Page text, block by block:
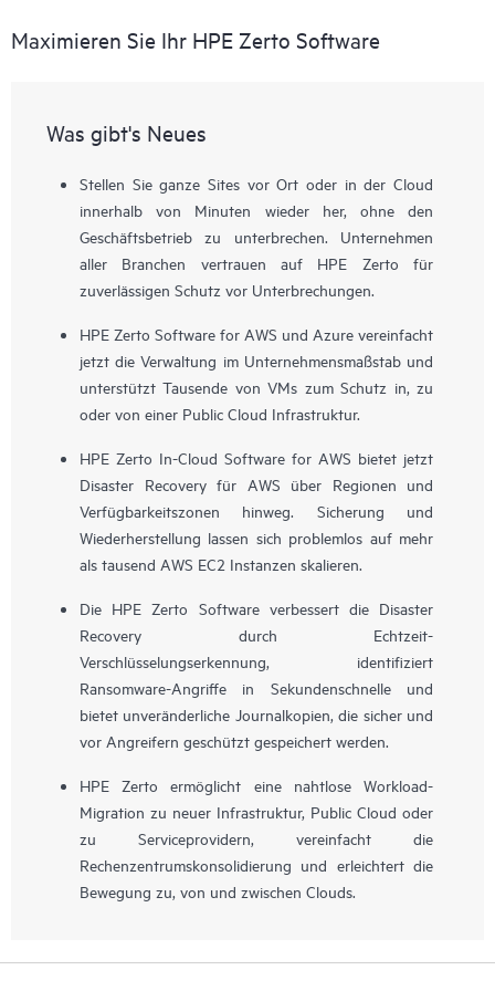
Maximieren Sie Ihr HPE Zerto Software
Was gibt's Neues
Stellen Sie ganze Sites vor Ort oder in der Cloud
innerhalb von Minuten wieder her, ohne den
Geschäftsbetrieb zu unterbrechen. Unternehmen
aller Branchen vertrauen auf HPE Zerto für
zuverlässigen Schutz vor Unterbrechungen.
HPE Zerto Software for AWS und Azure vereinfacht
jetzt die Verwaltung im Unternehmensmaßstab und
unterstützt Tausende von VMs zum Schutz in, zu
oder von einer Public Cloud Infrastruktur.
HPE Zerto In-Cloud Software for AWS bietet jetzt
Disaster Recovery für AWS über Regionen und
Verfügbarkeitszonen hinweg. Sicherung und
Wiederherstellung lassen sich problemlos auf mehr
als tausend AWS EC2 Instanzen skalieren.
Die HPE Zerto Software verbessert die Disaster
Recovery durch Echtzeit-
Verschlüsselungserkennung, identifiziert
Ransomware-Angriffe in Sekundenschnelle und
bietet unveränderliche Journalkopien, die sicher und
vor Angreifern geschützt gespeichert werden.
HPE Zerto ermöglicht eine nahtlose Workload-
Migration zu neuer Infrastruktur, Public Cloud oder
zu Serviceprovidern, vereinfacht die
Rechenzentrumskonsolidierung und erleichtert die
Bewegung zu, von und zwischen Clouds.